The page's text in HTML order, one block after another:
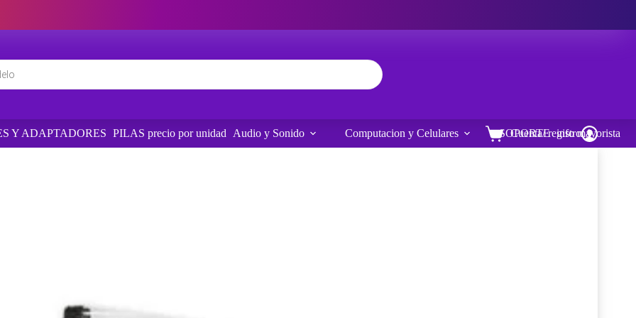
Y ADAPTADORES PILAS precio por unidad Audio y Sonido Computacion y Celulares SOPORTE info mayorista
Carro
de
Cuenta/ registro